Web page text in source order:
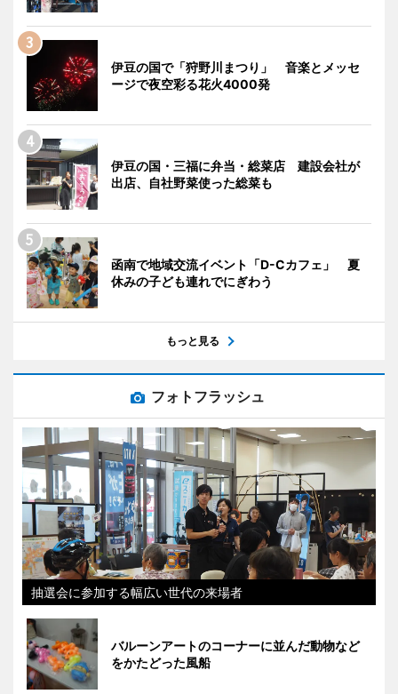
伊豆の国で「狩野川まつり」 音楽とメッセ
ージで夜空彩る花火4000発
伊豆の国・三福に弁当・総菜店 建設会社が
出店、自社野菜使った総菜も
函南で地域交流イベント「D-Cカフェ」 夏
休みの子ども連れでにぎわう
もっと見る
フォトフラッシュ
抽選会に参加する幅広い世代の来場者
バルーンアートのコーナーに並んだ動物など
をかたどった風船